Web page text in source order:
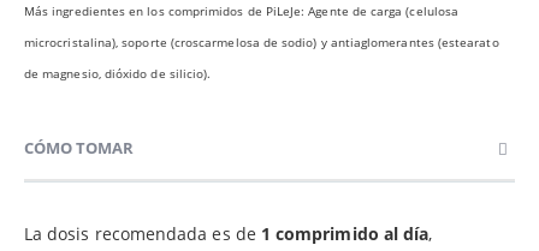
Más ingredientes en los comprimidos de PiLeJe: Agente de carga (celulosa
microcristalina), soporte (croscarmelosa de sodio) y antiaglomerantes (estearato
de magnesio, dióxido de silicio).
CÓMO TOMAR
La dosis recomendada es de 1 comprimido al día,